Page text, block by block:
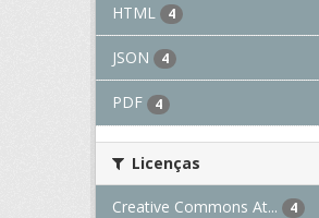
HTML 4
JSON 4
PDF 4
Licenças
Creative Commons At... 4